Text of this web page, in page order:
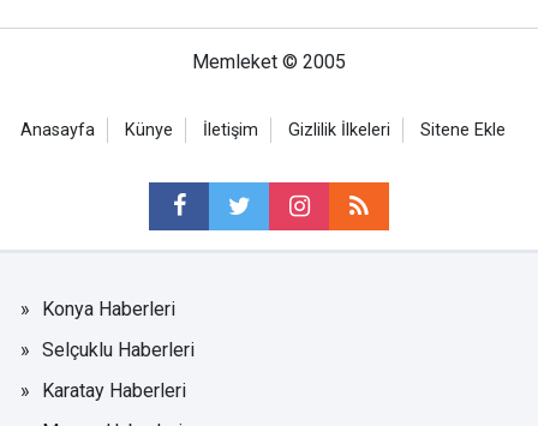
Memleket © 2005
Anasayfa Künye İletişim Gizlilik İlkeleri Sitene Ekle
Konya Haberleri
Selçuklu Haberleri
Karatay Haberleri